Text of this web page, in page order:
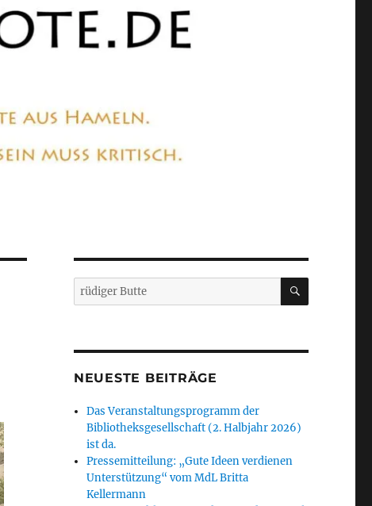
Suchen
nach:
SUCHEN
NEUESTE BEITRÄGE
Das Veranstaltungsprogramm der
Bibliotheksgesellschaft (2. Halbjahr 2026)
ist da.
Pressemitteilung: „Gute Ideen verdienen
Unterstützung“ vom MdL Britta
Kellermann